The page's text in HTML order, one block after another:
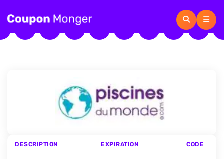
DESCRIPTION EXPIRATION CODE